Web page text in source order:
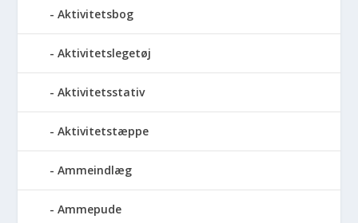
Aktivitetsbog
Aktivitetslegetøj
Aktivitetsstativ
Aktivitetstæppe
Ammeindlæg
Ammepude